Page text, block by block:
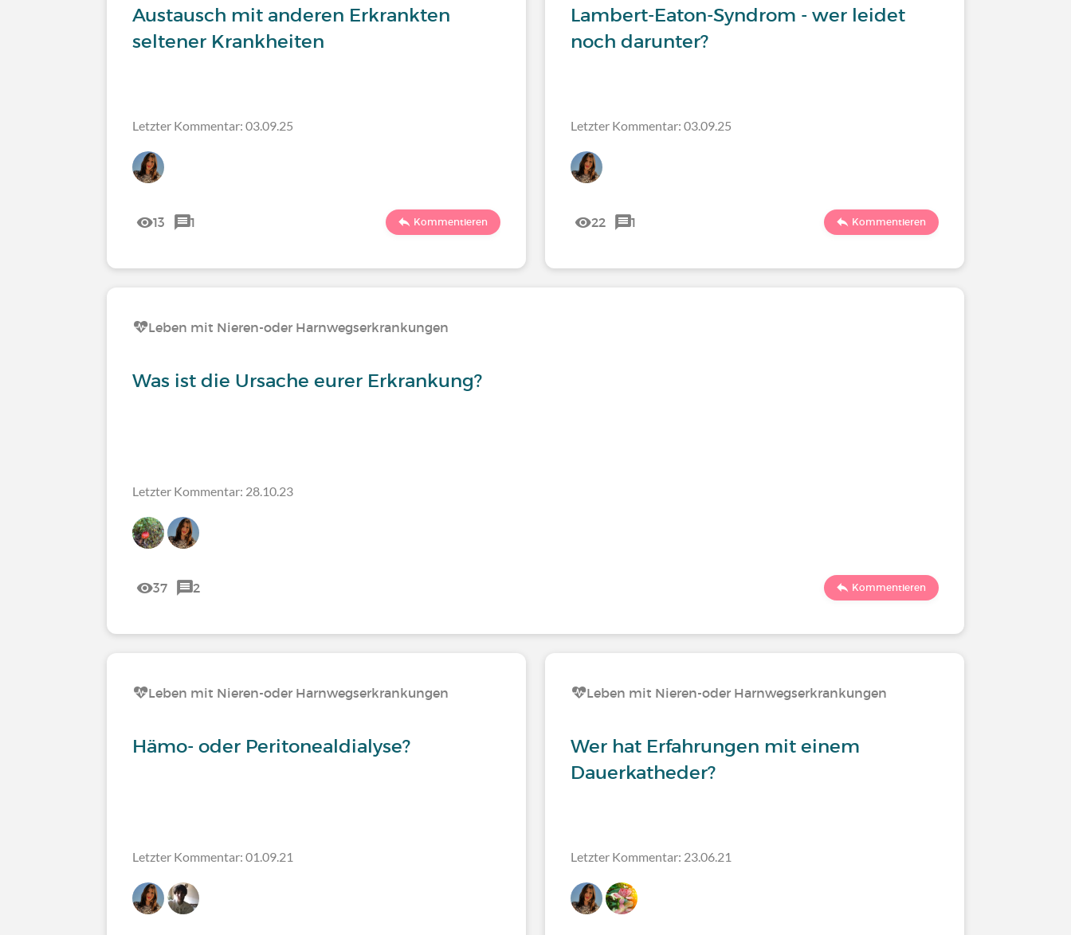
Austausch mit anderen Erkrankten
seltener Krankheiten
Letzter Kommentar: 03.09.25
13 1 Kommentieren
Lambert-Eaton-Syndrom - wer leidet
noch darunter?
Letzter Kommentar: 03.09.25
22 1 Kommentieren
Leben mit Nieren-oder Harnwegserkrankungen
Was ist die Ursache eurer Erkrankung?
Letzter Kommentar: 28.10.23
37 2 Kommentieren
Leben mit Nieren-oder Harnwegserkrankungen
Hämo- oder Peritonealdialyse?
Letzter Kommentar: 01.09.21
Leben mit Nieren-oder Harnwegserkrankungen
Wer hat Erfahrungen mit einem
Dauerkatheder?
Letzter Kommentar: 23.06.21